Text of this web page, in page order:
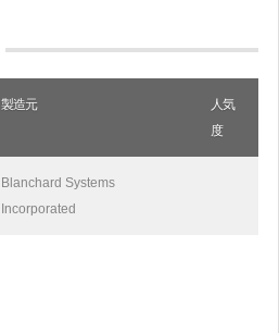
製造元
人気
度
Blanchard Systems
Incorporated